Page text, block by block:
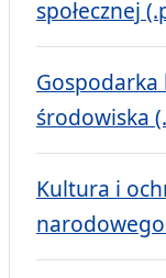
społecznej
środowiska
Kultura i